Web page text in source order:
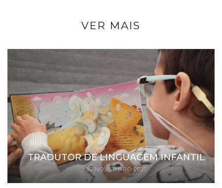
VER MAIS
TRADUTOR DE LINGUAGEM INFANTIL
30 NOVEMBRO 2021